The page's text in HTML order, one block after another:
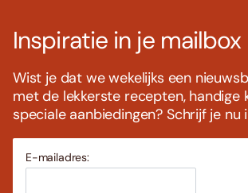
Inspiratie in je mailbox
Wist je dat we wekelijks een
met de lekkerste recepten, handige
speciale aanbiedingen? Schrijf je nu
E-mailadres: